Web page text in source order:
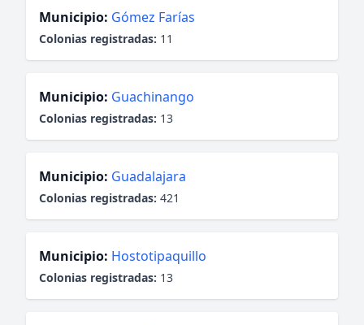
Municipio: Gómez Farías
Colonias registradas: 11
Municipio: Guachinango
Colonias registradas: 13
Municipio: Guadalajara
Colonias registradas: 421
Municipio: Hostotipaquillo
Colonias registradas: 13